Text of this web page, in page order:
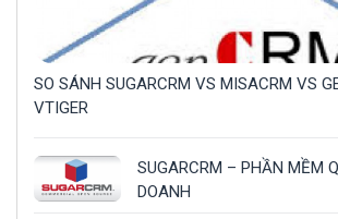
SO SÁNH SUGARCRM VS MISACRM VS
VTIGER
SUGARCRM – PHẦN MỀM
DOANH